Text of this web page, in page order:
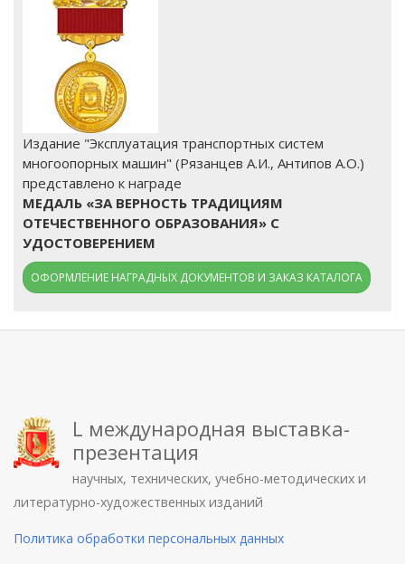
Издание "Эксплуатация транспортных систем
многоопорных машин" (Рязанцев А.И., Антипов А.О.)
представлено к награде
МЕДАЛЬ «ЗА ВЕРНОСТЬ ТРАДИЦИЯМ
ОТЕЧЕСТВЕННОГО ОБРАЗОВАНИЯ» С
УДОСТОВЕРЕНИЕМ
ОФОРМЛЕНИЕ НАГРАДНЫХ ДОКУМЕНТОВ И ЗАКАЗ КАТАЛОГА
L международная выставка-
презентация
научных, технических, учебно-методических и
литературно-художественных изданий
Политика обработки персональных данных